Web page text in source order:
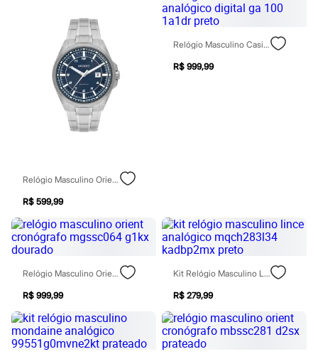
Sutiãs e Tops
Moda praia
Saídas de praia
Personagens
Blusas e Camisetas
Moda esportiva
Shorts e Saias
Vestidos
Masculino
Em alta
Dia dos Pais
Inverno
Roupas
Bermudas
Camisas
Calças
Camisetas e Regatas
Casacos e Jaquetas
Relógio Masculino Orient Analógico Calendário Mbss1506 D2sx Prateado
R$ 599,99
Relógio Masculino Casio Analógico Digital Ga 100 1a1dr Preto
R$ 999,99
Relógio Masculino Orient Cronógrafo Mgssc064 G1kx Dourado
R$ 999,99
Kit Relógio Masculino Lince Analógico Mqch283l34 Kadbp2mx Preto
R$ 279,99